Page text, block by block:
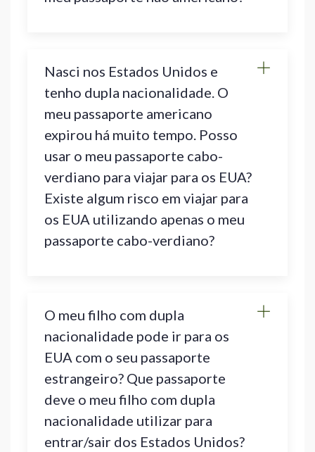
Nasci nos Estados Unidos e
tenho dupla nacionalidade. O
meu passaporte americano
expirou há muito tempo. Posso
usar o meu passaporte cabo-
verdiano para viajar para os EUA?
Existe algum risco em viajar para
os EUA utilizando apenas o meu
passaporte cabo-verdiano?
O meu filho com dupla
nacionalidade pode ir para os
EUA com o seu passaporte
estrangeiro? Que passaporte
deve o meu filho com dupla
nacionalidade utilizar para
entrar/sair dos Estados Unidos?